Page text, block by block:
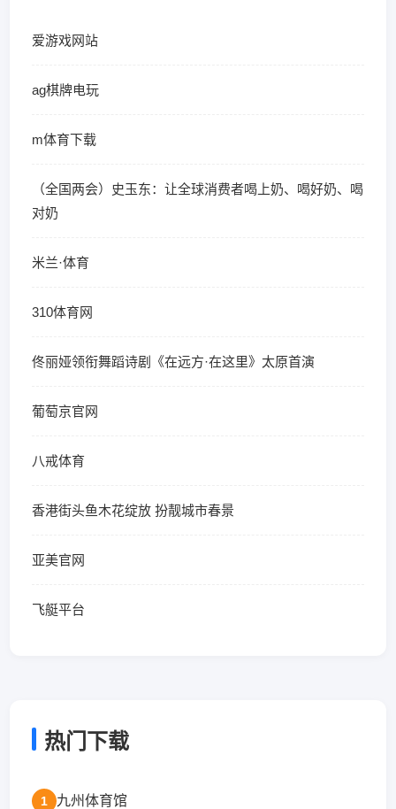
爱游戏网站
ag棋牌电玩
m体育下载
（全国两会）史玉东：让全球消费者喝上奶、喝好奶、喝
对奶
米兰·体育
310体育网
佟丽娅领衔舞蹈诗剧《在远方·在这里》太原首演
葡萄京官网
八戒体育
香港街头鱼木花绽放 扮靓城市春景
亚美官网
飞艇平台
热门下载
1 九州体育馆